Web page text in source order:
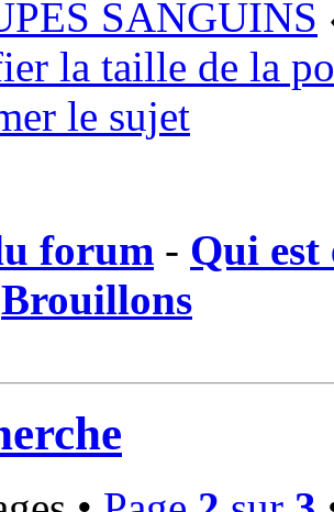
SANGUINS
la taille de la
le sujet
forum - Qui est
Brouillons